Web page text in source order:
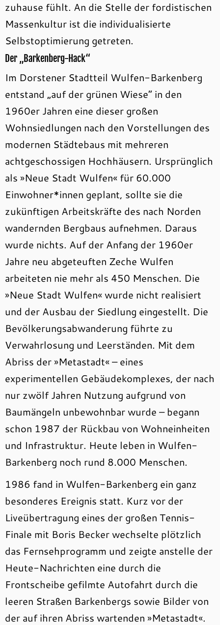
zuhause fühlt. An die Stelle der fordistischen
Massenkultur ist die individualisierte
Selbstoptimierung getreten.
Der „Barkenberg-Hack“
Im Dorstener Stadtteil Wulfen-Barkenberg
entstand „auf der grünen Wiese“ in den
1960er Jahren eine dieser großen
Wohnsiedlungen nach den Vorstellungen des
modernen Städtebaus mit mehreren
achtgeschossigen Hochhäusern. Ursprünglich
als »Neue Stadt Wulfen« für 60.000
Einwohner*innen geplant, sollte sie die
zukünftigen Arbeitskräfte des nach Norden
wandernden Bergbaus aufnehmen. Daraus
wurde nichts. Auf der Anfang der 1960er
Jahre neu abgeteuften Zeche Wulfen
arbeiteten nie mehr als 450 Menschen. Die
»Neue Stadt Wulfen« wurde nicht realisiert
und der Ausbau der Siedlung eingestellt. Die
Bevölkerungsabwanderung führte zu
Verwahrlosung und Leerständen. Mit dem
Abriss der »Metastadt« – eines
experimentellen Gebäudekomplexes, der nach
nur zwölf Jahren Nutzung aufgrund von
Baumängeln unbewohnbar wurde – begann
schon 1987 der Rückbau von Wohneinheiten
und Infrastruktur. Heute leben in Wulfen-
Barkenberg noch rund 8.000 Menschen.
1986 fand in Wulfen-Barkenberg ein ganz
besonderes Ereignis statt. Kurz vor der
Liveübertragung eines der großen Tennis-
Finale mit Boris Becker wechselte plötzlich
das Fernsehprogramm und zeigte anstelle der
Heute-Nachrichten eine durch die
Frontscheibe gefilmte Autofahrt durch die
leeren Straßen Barkenbergs sowie Bilder von
der auf ihren Abriss wartenden »Metastadt«.